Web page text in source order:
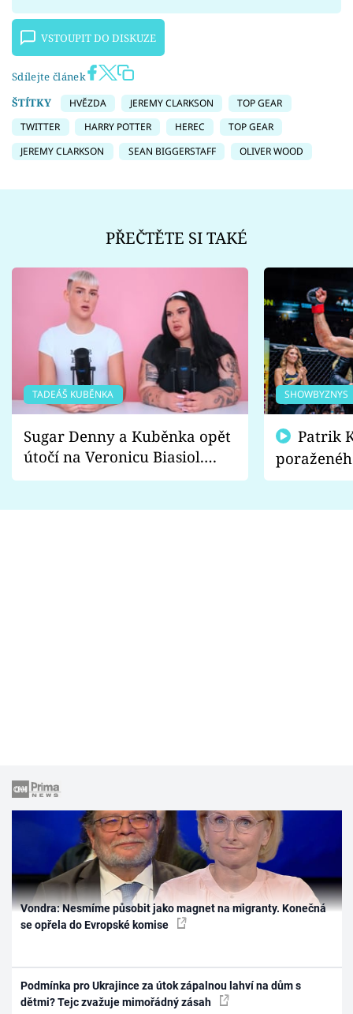
VSTOUPIT DO DISKUZE
Sdílejte článek
ŠTÍTKY
HVĚZDA JEREMY CLARKSON
TOP GEAR
TWITTER
HARRY POTTER HEREC
TOP GEAR
JEREMY CLARKSON
SEAN BIGGERSTAFF OLIVER WOOD
PŘEČTĚTE SI TAKÉ
TADEÁŠ KUBĚNKA
Sugar Denny a Kuběnka opět
útočí na Veronicu Biasiol.
Proč je podle nich falešná a
SHOWBYZNYS
fanoušci
Vondra: Nesmíme působit jako magnet na migranty. Konečná
se opřela do Evropské komise
Podmínka pro Ukrajince za útok zápalnou lahví na dům s
dětmi? Tejc zvažuje mimořádný zásah